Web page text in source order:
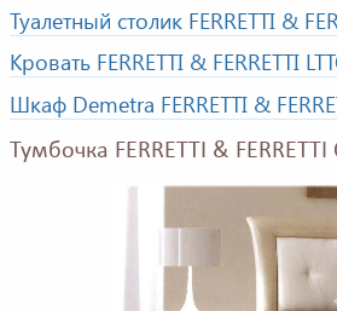
Туалетный столик FERRETTI &
Кровать FERRETTI & FERRETTI
Шкаф Demetra FERRETTI &
Тумбочка FERRETTI & FERRETTI